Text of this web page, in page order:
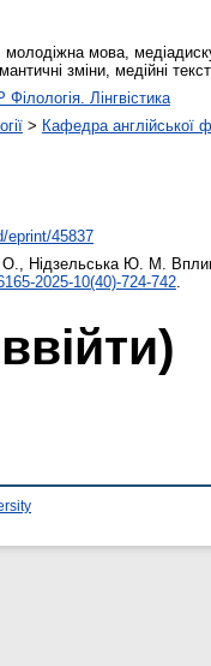
мова,
зміни, медійні
Філологія. Лінгвістика
> Кафедра англійської
eprint/45837
Нідзельська Ю. М.
2025-10(40)-724-742